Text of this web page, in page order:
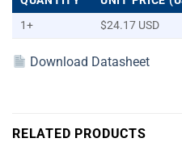
1+
$24.17 USD
Download Datasheet
RELATED PRODUCTS